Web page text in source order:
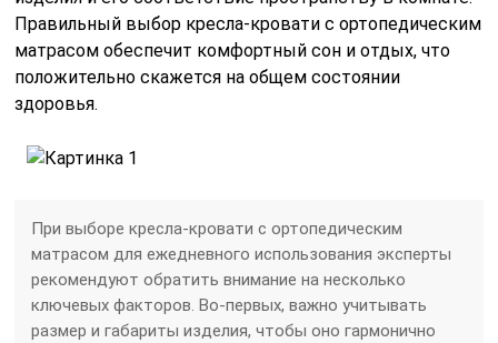
Правильный выбор кресла-кровати с ортопедическим
матрасом обеспечит комфортный сон и отдых, что
положительно скажется на общем состоянии
здоровья.
При выборе кресла-кровати с ортопедическим
матрасом для ежедневного использования эксперты
рекомендуют обратить внимание на несколько
ключевых факторов. Во-первых, важно учитывать
размер и габариты изделия, чтобы оно гармонично